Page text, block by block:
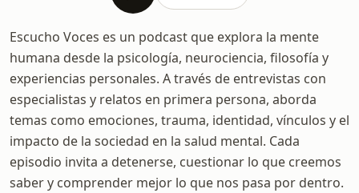
Escucho Voces es un podcast que explora la mente
humana desde la psicología, neurociencia, filosofía y
experiencias personales. A través de entrevistas con
especialistas y relatos en primera persona, aborda
temas como emociones, trauma, identidad, vínculos y el
impacto de la sociedad en la salud mental. Cada
episodio invita a detenerse, cuestionar lo que creemos
saber y comprender mejor lo que nos pasa por dentro.